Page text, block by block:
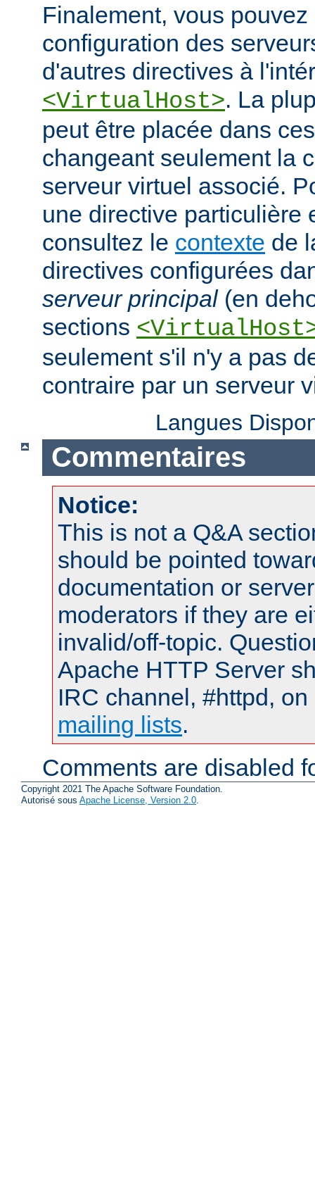
Finalement, vous pouvez
configuration des
d'autres directives à
<VirtualHost>. La
peut être placée dans
changeant seulement la
serveur virtuel associé.
une directive particulière
consultez le contexte de
directives configurées
serveur principal(en
sections
seulement s'il n'y a pas
contraire par un serveur
Langues
Commentaires
Notice:
This is not a Q&A
should be pointed
documentation or
moderators if they are
invalid/off-topic.
Apache HTTP Server
IRC channel, #httpd,
mailing lists.
Comments are disabled
Copyright 2021 The Apache Software Foundation.
Autorisé sous Apache License, Version 2.0.